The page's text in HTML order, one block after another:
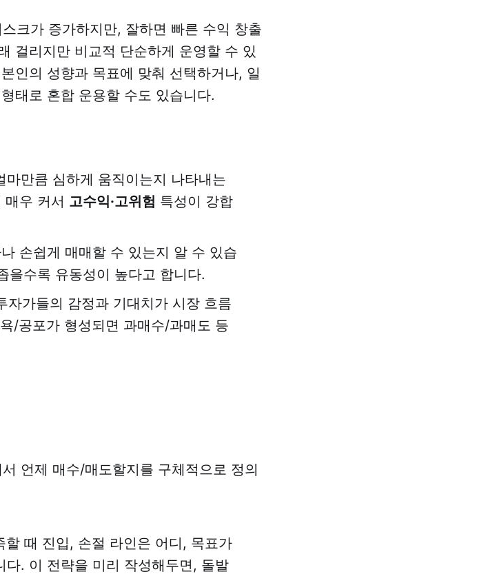
크가 증가하지만, 잘하면 빠른 수익 창출
걸리지만 비교적 단순하게 운영할 수 있
인의 성향과 목표에 맞춰 선택하거나, 일
태로 혼합 운용할 수도 있습니다.
마만큼 심하게 움직이는지 나타내는
우 커서 고수익·고위험 특성이 강합
손쉽게 매매할 수 있는지 알 수 있습
을수록 유동성이 높다고 합니다.
자가들의 감정과 기대치가 시장 흐름
/공포가 형성되면 과매수/과매도 등
언제 매수/매도할지를 구체적으로 정의
할 때 진입, 손절 라인은 어디, 목표가
다. 이 전략을 미리 작성해두면, 돌발